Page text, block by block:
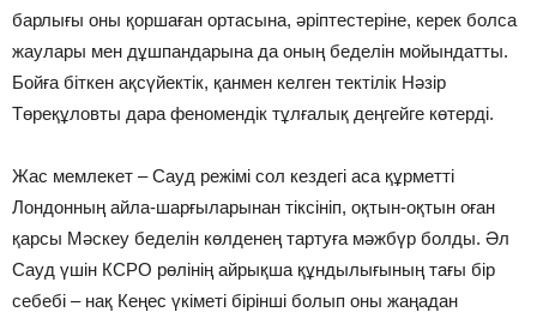
барлығы оны қоршаған ортасына, әріптестеріне, керек болса
жаулары мен дұшпандарына да оның беделін мойындатты.
Бойға біткен ақсүйектік, қанмен келген тектілік Нәзір
Төреқұловты дара феномендік тұлғалық деңгейге көтерді.
Жас мемлекет – Сауд режімі сол кездегі аса құрметті
Лондонның айла-шарғыларынан тіксініп, оқтын-оқтын оған
қарсы Мәскеу беделін көлденең тартуға мәжбүр болды. Әл
Сауд үшін КСРО рөлінің айрықша құндылығының тағы бір
себебі – нақ Кеңес үкіметі бірінші болып оны жаңадан